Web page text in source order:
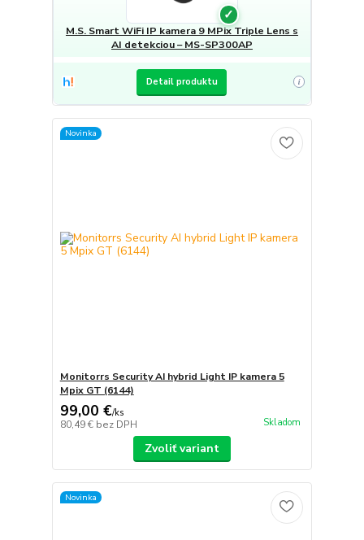
✓
M.S. Smart WiFi IP kamera 9 MPix Triple Lens s
AI detekciou – MS-SP300AP
Detail produktu i
Novinka
Monitorrs Security AI hybrid Light IP kamera 5
Mpix GT (6144)
99,00 €/ks
80,49 € bez DPH Skladom
Zvoliť variant
Novinka